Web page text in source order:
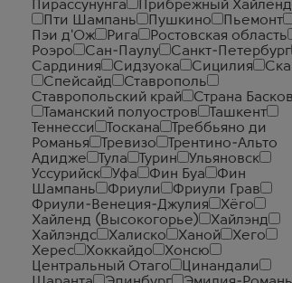
Пирассунунга
Прибрежный Хайленд
Пти Шампань
Пушкино
Пьемонт
Пэи д'Ож
Рига
Ростовская область
Роэро
Сан-Паулу
Санкт-Петербург
Сардиния
Сидзуока Сицилия
Спейсайд
Ставрополь
Ставропольский край
Страна Басков
Таманский полуостров
Ташкент
Теннесси
Тоскана
Треббьяно ди
Романья
Тревизо
Трентино-Альто
Адидже
Тула Турин
Ульяновск
Уссурийск
Уфа Фин Буа
Фин
Шампань
Фриули
Фриули Грав
Фриули-Венеция-Джулия
Хёго
Хайленд (Высокогорье)
Хайлэнд
Хайлэндс
Халиско Ханой
Хего
Херес
Хоккайдо
Хонсю
Центральный Отаго
Цинандали